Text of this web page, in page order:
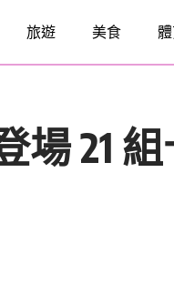
旅遊 美食
場 21